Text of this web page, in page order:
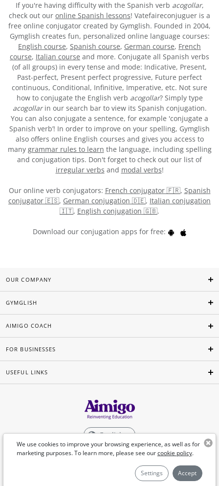
If you're having difficulty with the Spanish verb acogollar,
check out our online Spanish lessons! Vatefaireconjuguer is a
free online conjugator created by Gymglish. Founded in 2004,
Gymglish creates fun, personalized online language courses:
English course, Spanish course, German course, French
course, Italian course and more. Conjugate all Spanish verbs
(of all groups) in every tense and mode: Indicative, Present,
Past-perfect, Present perfect progressive, Future perfect
continuous, Conditional, Infinitive, Imperative, etc. Not sure
how to conjugate the English verb acogollar? Simply type
acogollarin our search bar to view its Spanish conjugation.
You can also conjugate a sentence, for example 'conjugate a
Spanish verb’! In order to improve on your spelling, Gymglish
also offers online English courses and gives you access to
many grammar rules to learn the language, including spelling
and conjugation tips. Don't forget to check out our list of
irregular verbs and modal verbs!
Our online verb conjugators: French conjugator 🇫🇷, Spanish
conjugator 🇪🇸, German conjugation 🇩🇪, Italian conjugation
🇮🇹, English conjugation 🇬🇧.
Download our conjugation apps for free:
We use cookies to improve your browsing experience, as well as for
marketing purposes. To learn more, please see ourcookie policy.
Settings Accept
OUR COMPANY
GYMGLISH
AIMIGO COACH
FOR BUSINESSES
USEFUL LINKS
English
©Aimigo 2026